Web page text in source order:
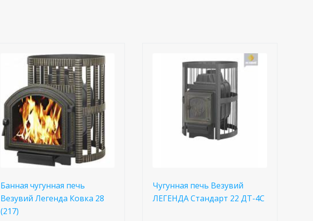
Банная чугунная печь
Везувий Легенда Ковка 28
(217)
Чугунная печь Везувий
ЛЕГЕНДА Стандарт 22 ДТ-4С